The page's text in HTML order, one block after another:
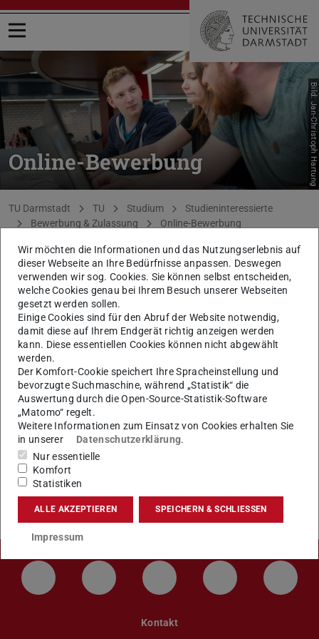
Menü öffnen
Online-Bewerbung Bild: Jan-Christoph Hartung
Sie befinden sich hier:
TU Darmstadt TU Studium
Studieninteressierte
Bewerbung & Zulassung
Online-Bewerbung
zurück zur Liste
Falsch angegebene Daten beim
Erstellen des Bewerberaccounts
Bitte schreiben Sie eine entsprechende E-Mail an
tucan@tu-…
Nennen Sie uns darin bitte Ihren vollen Namen, Ihr
Geburtsdatum und geben Sie an, inwiefern Ihre Daten
korrigiert werden sollen.
LinkedIn-Seite der TU Darmstadt
Instagram-Kanal der TU
Bluesky-Kanal der TU
Facebook-
Kontakt
Wir möchten die Informationen und das Nutzungserlebnis auf
dieser Webseite an Ihre Bedürfnisse anpassen. Deswegen
verwenden wir sog. Cookies. Sie können selbst entscheiden,
welche Cookies genau bei Ihrem Besuch unserer Webseiten
gesetzt werden sollen.
Einige Cookies sind für den Abruf der Website notwendig,
damit diese auf Ihrem Endgerät richtig anzeigen werden
kann. Diese essentiellen Cookies können nicht abgewählt
werden.
Der Komfort-Cookie speichert Ihre Spracheinstellung und
bevorzugte Suchmaschine, während „Statistik“ die
Auswertung durch die Open-Source-Statistik-Software
„Matomo“ regelt.
Weitere Informationen zum Einsatz von Cookies erhalten Sie
in unserer
Datenschutzerklärung.
Nur essentielle
Komfort
Statistiken
ALLE AKZEPTIEREN SPEICHERN & SCHLIESSEN
Impressum